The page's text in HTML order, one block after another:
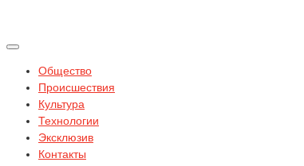
Общество
Происшествия
Культура
Технологии
Эксклюзив
Контакты